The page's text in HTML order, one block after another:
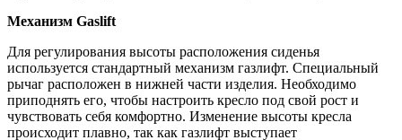
Механизм Gaslift
Для регулирования высоты расположения сиденья
используется стандартный механизм газлифт. Специальный
рычаг расположен в нижней части изделия. Необходимо
приподнять его, чтобы настроить кресло под свой рост и
чувствовать себя комфортно. Изменение высоты кресла
происходит плавно, так как газлифт выступает